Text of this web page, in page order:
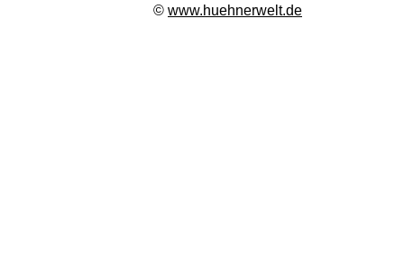
© www.huehnerwelt.de